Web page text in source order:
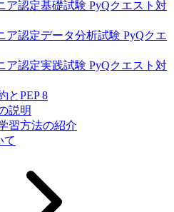
ア認定基礎試験 PyQクエスト対
ア認定データ分析試験 PyQクエ
ア認定実践試験 PyQクエスト対
とPEP 8
説明
習方法の紹介
て